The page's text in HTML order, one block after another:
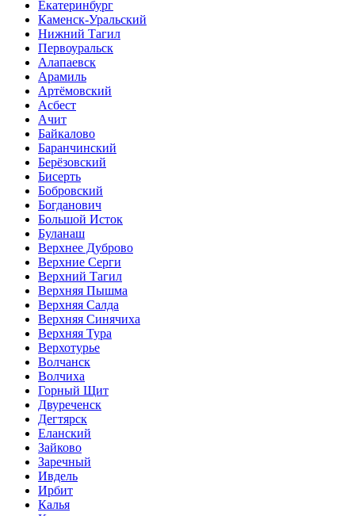
Екатеринбург
Каменск-Уральский
Нижний Тагил
Первоуральск
Алапаевск
Арамиль
Артёмовский
Асбест
Ачит
Байкалово
Баранчинский
Берёзовский
Бисерть
Бобровский
Богданович
Большой Исток
Буланаш
Верхнее Дуброво
Верхние Серги
Верхний Тагил
Верхняя Пышма
Верхняя Салда
Верхняя Синячиха
Верхняя Тура
Верхотурье
Волчанск
Волчиха
Горный Щит
Двуреченск
Дегтярск
Еланский
Зайково
Заречный
Ивдель
Ирбит
Калья